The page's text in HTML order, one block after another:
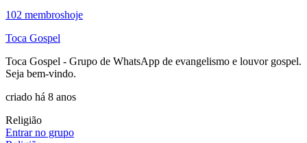
102 membroshoje
Toca Gospel
Toca Gospel - Grupo de WhatsApp de evangelismo e louvor gospel.
Seja bem-vindo.
criado há 8 anos
Religião
Entrar no grupo